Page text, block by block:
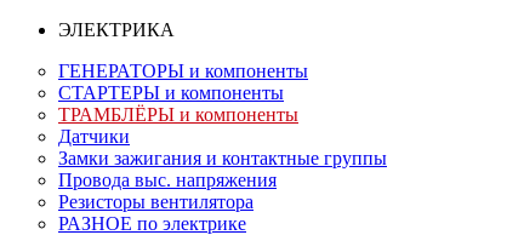
ЭЛЕКТРИКА
ГЕНЕРАТОРЫ и компоненты
СТАРТЕРЫ и компоненты
ТРАМБЛЁРЫ и компоненты
Датчики
Замки зажигания и контактные группы
Провода выс. напряжения
Резисторы вентилятора
РАЗНОЕ по электрике